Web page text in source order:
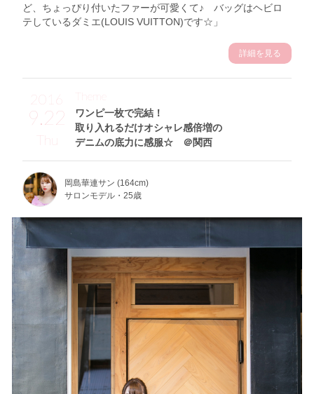
ど、ちょっぴり付いたファーが可愛くて♪ バッグはヘビロ
テしているダミエ(LOUIS VUITTON)です☆」
詳細を見る
2016
9.22
Thu
ワンピ一枚で完結！
取り入れるだけオシャレ感倍増の
デニムの底力に感服☆ ＠関西
Theme
岡島華連サン (164cm)
サロンモデル・25歳